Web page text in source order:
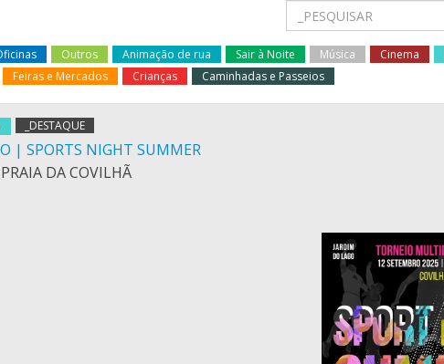
Outros Animação de rua Sair à Noite Música Cinema
Feiras e Mercados Crianças Caminhadas e Passeios
_DESTAQUE
| SPORTS NIGHT SUMMER
DA COVILHÃ